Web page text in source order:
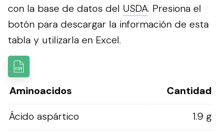
con la base de datos del USDA. Presiona el
botón para descargar la información de esta
tabla y utilizarla en Excel.
Aminoacidos
Cantidad
Ácido aspártico
1.9 g